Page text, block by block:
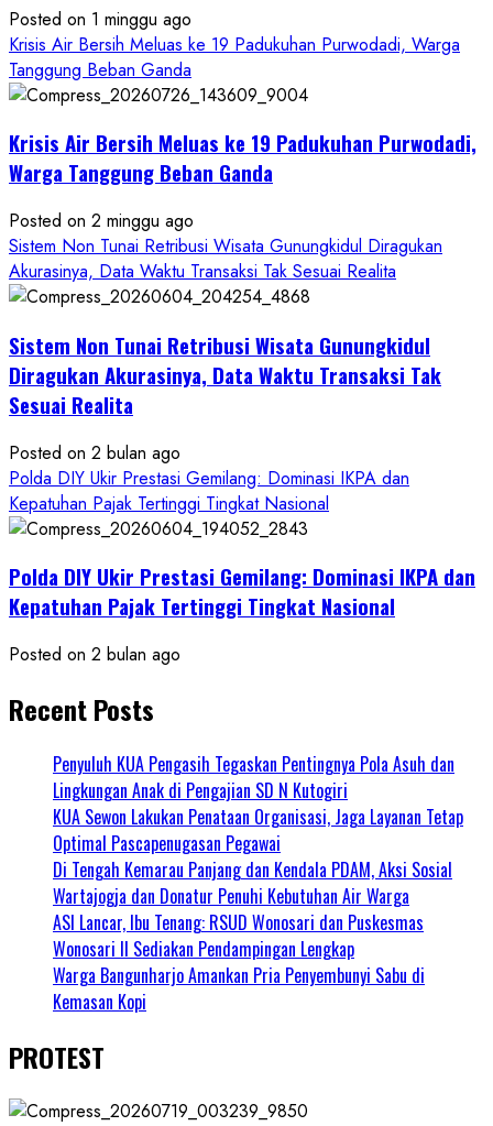
Seret
Oknum
Wartawan
Posted on 1 minggu ago
Krisis Air Bersih Meluas ke 19 Padukuhan Purwodadi, Warga
Tanggung Beban Ganda
Krisis Air Bersih Meluas ke 19 Padukuhan Purwodadi,
Warga Tanggung Beban Ganda
Posted on 2 minggu ago
Sistem Non Tunai Retribusi Wisata Gunungkidul Diragukan
Akurasinya, Data Waktu Transaksi Tak Sesuai Realita
Sistem Non Tunai Retribusi Wisata Gunungkidul
Diragukan Akurasinya, Data Waktu Transaksi Tak
Sesuai Realita
Posted on 2 bulan ago
Polda DIY Ukir Prestasi Gemilang: Dominasi IKPA dan
Kepatuhan Pajak Tertinggi Tingkat Nasional
Polda DIY Ukir Prestasi Gemilang: Dominasi IKPA dan
Kepatuhan Pajak Tertinggi Tingkat Nasional
Posted on 2 bulan ago
Recent Posts
Penyuluh KUA Pengasih Tegaskan Pentingnya Pola Asuh dan
Lingkungan Anak di Pengajian SD N Kutogiri
KUA Sewon Lakukan Penataan Organisasi, Jaga Layanan Tetap
Optimal Pascapenugasan Pegawai
Di Tengah Kemarau Panjang dan Kendala PDAM, Aksi Sosial
Wartajogja dan Donatur Penuhi Kebutuhan Air Warga
ASI Lancar, Ibu Tenang: RSUD Wonosari dan Puskesmas
Wonosari II Sediakan Pendampingan Lengkap
Warga Bangunharjo Amankan Pria Penyembunyi Sabu di
Kemasan Kopi
PROTEST